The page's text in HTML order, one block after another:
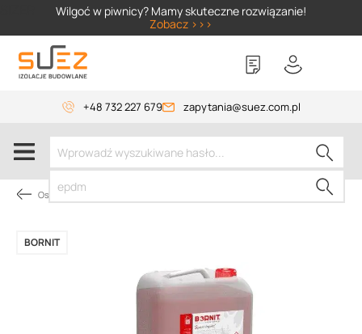
Wilgoć w piwnicy? Mamy skuteczne rozwiązanie!
Zobacz >>>
+48 732 227 679 zapytania@suez.com.pl
Osuszanie budynków
BORNIT